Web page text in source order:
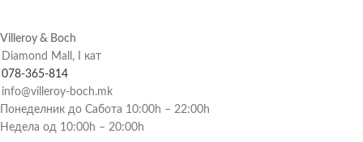
Villeroy & Boch
Diamond Mall, I кат
078-365-814
info@villeroy-boch.mk
Понеделник до Сабота 10:00h – 22:00h
Недела од 10:00h – 20:00h